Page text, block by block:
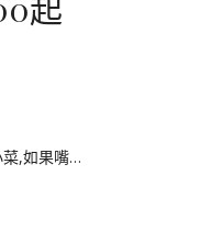
起
菜,如果嘴…